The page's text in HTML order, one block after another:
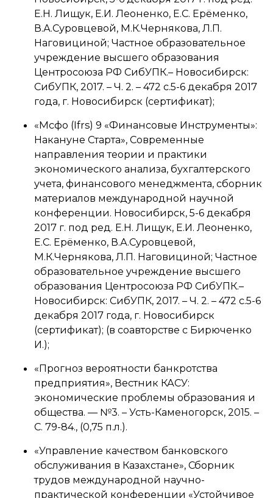
Е.Н. Лищук, Е.И. Леоненко, Е.С. Ерёменко,
В.А.Суровцевой, М.К.Чернякова, Л.П.
Наговициной; Частное образовательное
учреждение высшего образования
Центросоюза РФ СибУПК.– Новосибирск:
СибУПК, 2017. – Ч. 2. – 472 с.5-6 декабря 2017
года, г. Новосибирск (сертификат);
«Мсфо (Ifrs) 9 «Финансовые Инструменты»:
Накануне Старта», Современные
направления теории и практики
экономического анализа, бухгалтерского
учета, финансового менеджмента, сборник
материалов международной научной
конференции. Новосибирск, 5-6 декабря
2017 г. под ред. Е.Н. Лищук, Е.И. Леоненко,
Е.С. Ерёменко, В.А.Суровцевой,
М.К.Чернякова, Л.П. Наговициной; Частное
образовательное учреждение высшего
образования Центросоюза РФ СибУПК.–
Новосибирск: СибУПК, 2017. – Ч. 2. – 472 с.5-6
декабря 2017 года, г. Новосибирск
(сертификат); (в соавторстве с Бирюченко
И.);
«Прогноз вероятности банкротства
предприятия», Вестник КАСУ:
экономические проблемы образования и
общества. — №3. – Усть-Каменогорск, 2015. –
С. 79-84., (0,75 п.л.).
«Управление качеством банковского
обслуживания в Казахстане», Сборник
трудов международной научно-
практической конференции «Устойчивое